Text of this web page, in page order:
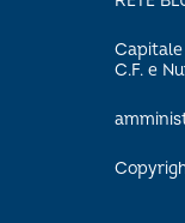
Capitale
C.F. e